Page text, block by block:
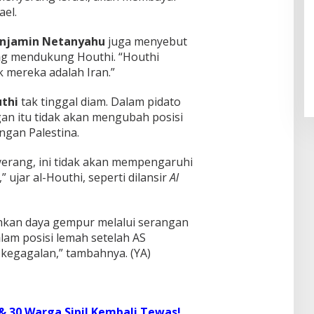
Netanyahu juga menyebut
mendukung Houthi. “Houthi
adalah Iran.”
tak tinggal diam. Dalam pidato
itu tidak akan mengubah posisi
Palestina.
ini tidak akan mempengaruhi
ujar al-Houthi, seperti dilansirAl
daya gempur melalui serangan
posisi lemah setelah AS
tambahnya. (YA)
Pendaftaran Istana Dibuka,
Warga Berebut Kuota
Di Daerah, Nasional